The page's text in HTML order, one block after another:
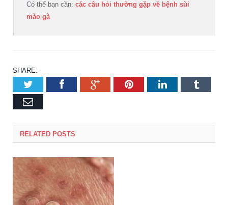
Có thể bạn cần:các câu hỏi thường gặp về bệnh sùi
mào gà
SHARE.
TwitterFacebookGoogle+PinterestLinkedIn
Email
RELATED POSTS